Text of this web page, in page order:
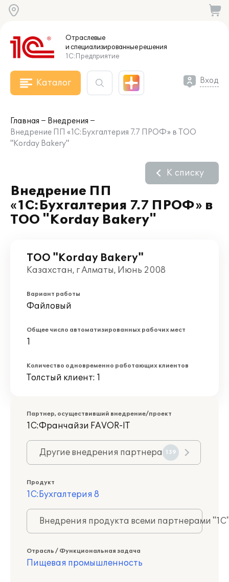
Отраслевые
и специализированныерешения
1С:Предприятие
Каталог Вход
Главная
Внедрения
Внедрение ПП «1С:Бухгалтерия 7.7 ПРОФ» в ТОО
"Korday Bakery"
Внедрение ПП
«1С:Бухгалтерия 7.7 ПРОФ» в
ТОО "Korday Bakery"
К списку
ТОО "Korday Bakery"
Казахстан, г Алматы, Июнь 2008
Вариант работы
Файловый
Общее число автоматизированных рабочих мест
1
Количество одновременно работающих клиентов
Толстый клиент: 1
Партнер, осуществивший внедрение/проект
1С:Франчайзи FAVOR-IT
Другие внедрения партнера 139
Продукт
1С:Бухгалтерия 8
Внедрения продукта всеми партнерами
Отрасль / Функциональная задача
Пищевая промышленность